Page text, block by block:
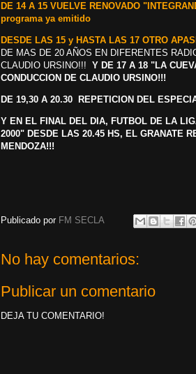
DE 14 A 15 VUELVE RENOVADO
programa ya emitido
DESDE LAS 15 y HASTA LAS 17 OTRO
DE MAS DE 20 AÑOS EN DIFERENTES
CLAUDIO URSINO!!! Y DE 17 A 18 "LA
CONDUCCION DE CLAUDIO URSINO!!!
DE 19,30 A 20.30 REPETICION DEL
Y EN EL FINAL DEL DIA, FUTBOL DE LA
2000" DESDE LAS 20.45 HS, EL GRANATE
MENDOZA!!!
Publicado por FM SECLA
No hay comentarios:
Publicar un comentario
DEJA TU COMENTARIO!